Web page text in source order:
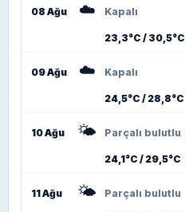
08 Ağu ☁️ Kapalı
23,3°C / 30,5°C
09 Ağu ☁️ Kapalı
24,5°C / 28,8°C
10 Ağu 🌤️ Parçalı bulutlu
24,1°C / 29,5°C
11 Ağu 🌤️ Parçalı bulutlu